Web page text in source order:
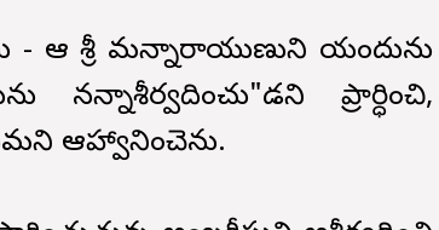
- ఆ శ్రీ మన్నారాయుణుని యందును
నన్నాశీర్వదించు"డని ప్రార్ధించి,
ఆహ్వానించెను.